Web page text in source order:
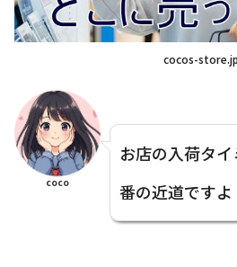
cocos-store.jp
coco
お店の入荷タ
番の近道ですよ